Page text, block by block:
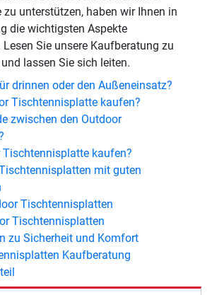
unterstützen, haben wir Ihnen in
die wichtigsten Aspekte
Sie unsere Kaufberatung zu
lassen Sie sich leiten.
drinnen oder den Außeneinsatz?
Tischtennisplatte kaufen?
zwischen den Outdoor
kaufen?
mit guten
Tischtennisplatten
Tischtennisplatten
zu Sicherheit und Komfort
Kaufberatung